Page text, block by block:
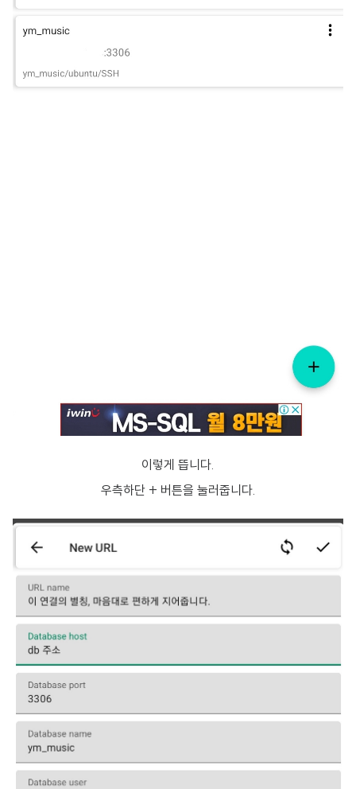
이렇게 뜹니다.
우측하단 + 버튼을 눌러줍니다.